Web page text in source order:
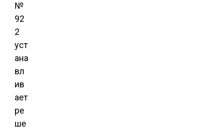
№
92
2
уст
ана
вл
ив
ает
ре
ше